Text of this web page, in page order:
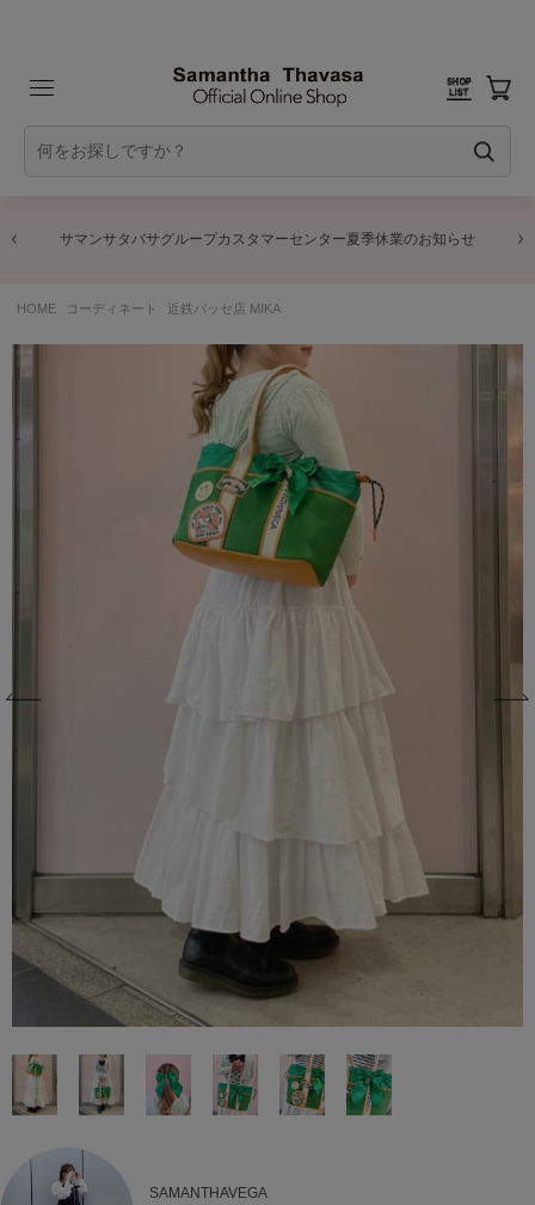
サマンサタバサグループカスタマーセンター夏季休業のお知らせ
HOME コーディネート 近鉄パッセ店 MIKA
SAMANTHAVEGA